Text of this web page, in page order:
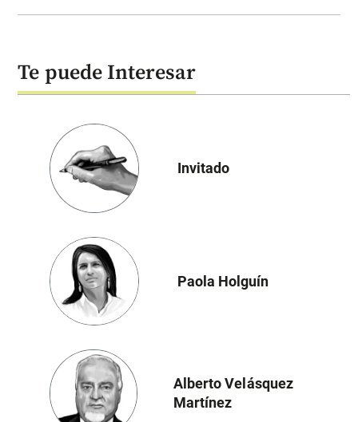
Te puede Interesar
Invitado
Paola Holguín
Alberto Velásquez
Martínez